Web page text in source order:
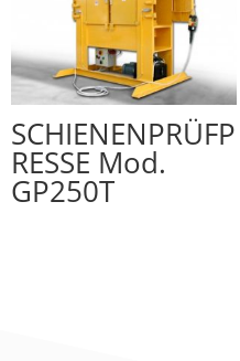
SCHIENENPRÜFP
RESSE Mod.
GP250T